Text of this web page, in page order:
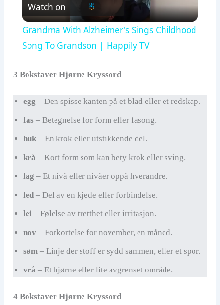
l
a
y
V
i
d
e
Watch on
Grandma With Alzheimer's Sings Childhood
Song To Grandson | Happily TV
3 Bokstaver Hjørne Kryssord
egg – Den spisse kanten på et blad eller et redskap.
fas – Betegnelse for form eller fasong.
huk– En krok eller utstikkende del.
krå – Kort form som kan bety krok eller sving.
lag – Et nivå eller nivåer oppå hverandre.
led– Del av en kjede eller forbindelse.
lei – Følelse av tretthet eller irritasjon.
nov– Forkortelse for november, en måned.
søm – Linje der stoff er sydd sammen, eller et spor.
vrå – Et hjørne eller lite avgrenset område.
4 Bokstaver Hjørne Kryssord